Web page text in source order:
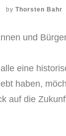
by Thorsten Bahr
und
eine
haben,
auf die